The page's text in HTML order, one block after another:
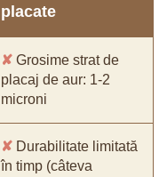
placate
✘ Grosime strat de
placaj de aur: 1-2
microni
✘ Durabilitate limitată
în timp (câteva